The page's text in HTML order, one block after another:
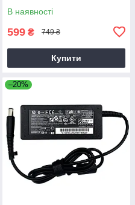
В наявності
599 ₴ 749 ₴
Купити
–20%